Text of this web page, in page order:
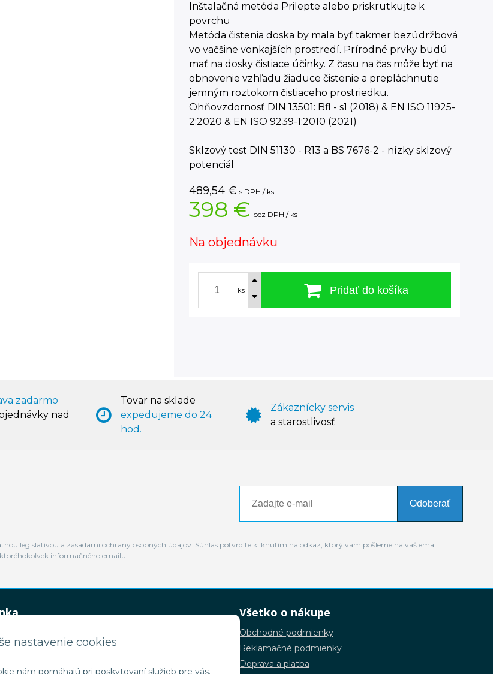
nastavenie cookies
nám pomáhajú pri poskytovaní služieb pre vás.
Inštalačná metóda Prilepte alebo priskrutkujte k
povrchu
Metóda čistenia doska by mala byť takmer bezúdržbová
vo väčšine vonkajších prostredí. Prírodné prvky budú
mať na dosky čistiace účinky. Z času na čas môže byť na
obnovenie vzhľadu žiaduce čistenie a prepláchnutie
jemným roztokom čistiaceho prostriedku.
Ohňovzdornosť DIN 13501: Bfl - s1 (2018) & EN ISO 11925-
2:2020 & EN ISO 9239-1:2010 (2021)
Sklzový test DIN 51130 - R13 a BS 7676-2 - nízky sklzový
potenciál
489,54 € s DPH / ks
398 € bez DPH / ks
Na objednávku
ks Pridať do košíka
zadarmo
nad
Tovar na sklade
expedujeme do 24
hod.
Zákaznícky servis
a starostlivosť
Odoberať
legislatívou a zásadami ochrany osobných údajov. Súhlas potvrdíte kliknutím na odkaz, ktorý vám pošleme na váš email.
informačného emailu.
0948 449 364
Všetko o nákupe
Obchodné podmienky
Reklamačné podmienky
Doprava a platba